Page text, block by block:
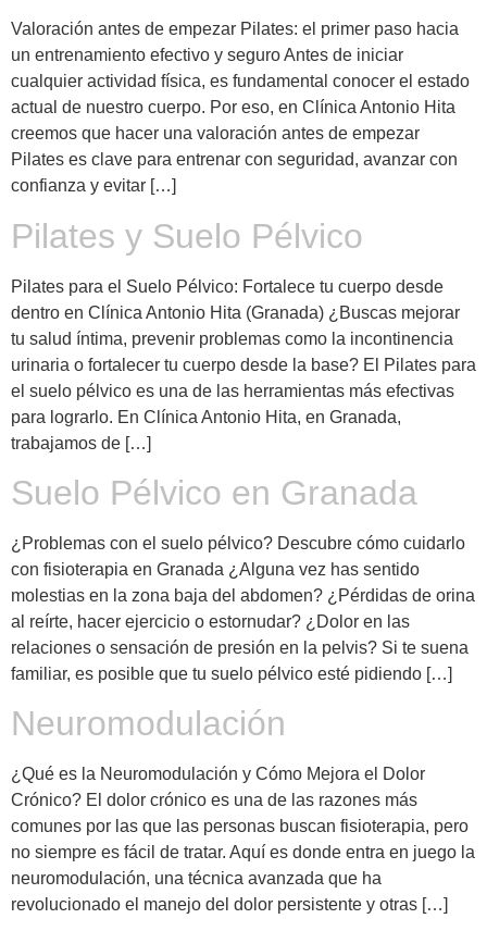
Valoración antes de empezar Pilates: el primer paso hacia
un entrenamiento efectivo y seguro Antes de iniciar
cualquier actividad física, es fundamental conocer el estado
actual de nuestro cuerpo. Por eso, en Clínica Antonio Hita
creemos que hacer una valoración antes de empezar
Pilates es clave para entrenar con seguridad, avanzar con
confianza y evitar […]
Pilates y Suelo Pélvico
Pilates para el Suelo Pélvico: Fortalece tu cuerpo desde
dentro en Clínica Antonio Hita (Granada) ¿Buscas mejorar
tu salud íntima, prevenir problemas como la incontinencia
urinaria o fortalecer tu cuerpo desde la base? El Pilates para
el suelo pélvico es una de las herramientas más efectivas
para lograrlo. En Clínica Antonio Hita, en Granada,
trabajamos de […]
Suelo Pélvico en Granada
¿Problemas con el suelo pélvico? Descubre cómo cuidarlo
con fisioterapia en Granada ¿Alguna vez has sentido
molestias en la zona baja del abdomen? ¿Pérdidas de orina
al reírte, hacer ejercicio o estornudar? ¿Dolor en las
relaciones o sensación de presión en la pelvis? Si te suena
familiar, es posible que tu suelo pélvico esté pidiendo […]
Neuromodulación
¿Qué es la Neuromodulación y Cómo Mejora el Dolor
Crónico? El dolor crónico es una de las razones más
comunes por las que las personas buscan fisioterapia, pero
no siempre es fácil de tratar. Aquí es donde entra en juego la
neuromodulación, una técnica avanzada que ha
revolucionado el manejo del dolor persistente y otras […]